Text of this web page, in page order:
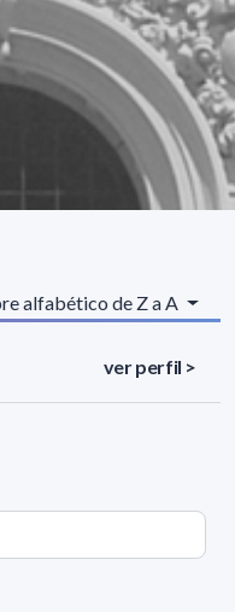
alfabético de Z a A
ver perfil >